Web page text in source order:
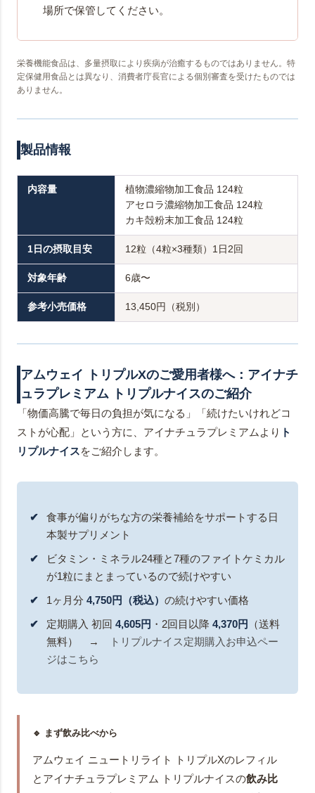
場所で保管してください。
栄養機能食品は、多量摂取により疾病が治癒するものではありません。特
定保健用食品とは異なり、消費者庁長官による個別審査を受けたものでは
ありません。
製品情報
内容量
植物濃縮物加工食品 124粒
アセロラ濃縮物加工食品 124粒
カキ殻粉末加工食品 124粒
1日の摂取目安 12粒（4粒×3種類）1日2回
対象年齢 6歳〜
参考小売価格 13,450円（税別）
アムウェイ トリプルXのご愛用者様へ：アイナチ
ュラプレミアム トリプルナイスのご紹介
「物価高騰で毎日の負担が気になる」「続けたいけれどコ
ストが心配」という方に、アイナチュラプレミアムより ト
リプルナイスをご紹介します。
食事が偏りがちな方の栄養補給をサポートする日
本製サプリメント
ビタミン・ミネラル24種と7種のファイトケミカル
が1粒にまとまっているので続けやすい
1ヶ月分 4,750円（税込） の続けやすい価格
定期購入 初回 4,605円 ・2回目以降 4,370円
（送料
無料） →
トリプルナイス定期購入お申込ペー
ジはこちら
🔹 まず飲み比べから
アムウェイ ニュートリライト トリプルXのレフィル
とアイナチュラプレミアム トリプルナイスの飲み比